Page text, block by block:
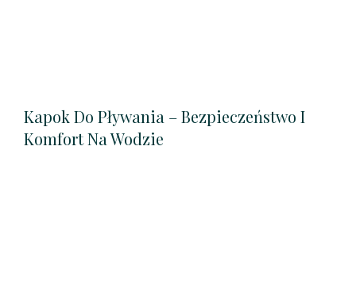
Kapok Do Pływania – Bezpieczeństwo I
Komfort Na Wodzie